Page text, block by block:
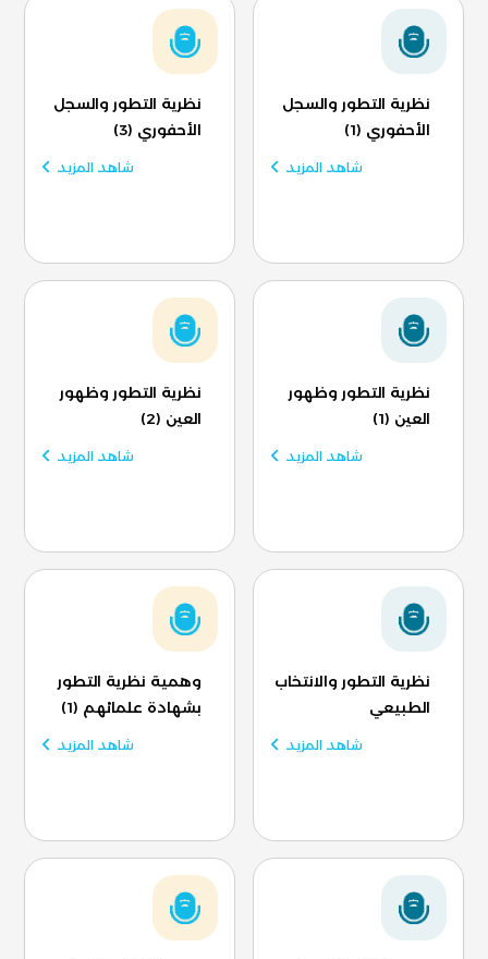
نظرية التطور والسجل
الأحفوري (1)
شاهد المزيد
نظرية التطور والسجل
الأحفوري (3)
شاهد المزيد
نظرية التطور وظهور
العين (1)
شاهد المزيد
نظرية التطور وظهور
العين (2)
شاهد المزيد
نظرية التطور والانتخاب
الطبيعي
شاهد المزيد
وهمية نظرية التطور
بشهادة علمائهم (1)
شاهد المزيد